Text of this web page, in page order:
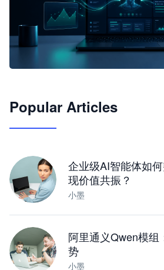
JimoClaw 桌面 AI Agent 工作
Popular Articles
企业级AI智能体如
现价值共振？
小墨
阿里通义Qwen模组
势
小墨